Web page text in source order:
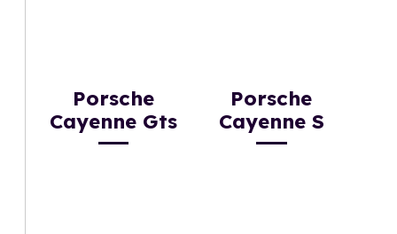
Porsche
Cayenne Gts
Porsche
Cayenne S